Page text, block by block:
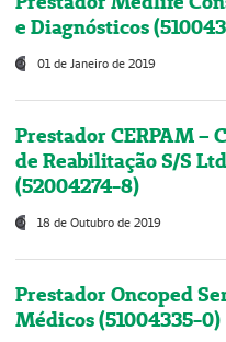
e Diagnósticos
01 de Janeiro de 2019
Prestador CERPAM –
de Reabilitação S/S
(52004274-8)
18 de Outubro de 2019
Prestador Oncoped
Médicos (51004335-0)